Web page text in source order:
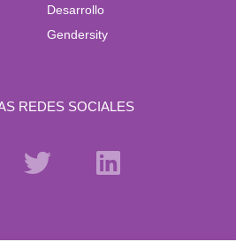
Desarrollo
Gendersity
REDES SOCIALES